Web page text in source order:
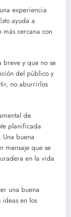
experiencia
ayuda a
cercana con
breve y que no se
del público y
no aburrirlos
de
planificada
buena
mensaje que se
en la vida
una buena
en los